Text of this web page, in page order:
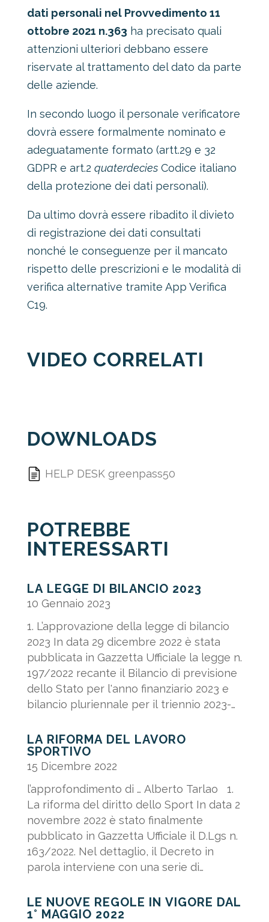
dati personali nel Provvedimento 11
ottobre 2021 n.363 ha precisato quali
attenzioni ulteriori debbano essere
riservate al trattamento del dato da parte
delle aziende.
In secondo luogo il personale verificatore
dovrà essere formalmente nominato e
adeguatamente formato (artt.29 e 32
GDPR e art.2 quaterdeciesCodice italiano
della protezione dei dati personali).
Da ultimo dovrà essere ribadito il divieto
di registrazione dei dati consultati
nonché le conseguenze per il mancato
rispetto delle prescrizioni e le modalità di
verifica alternative tramite App Verifica
C19.
VIDEO CORRELATI
DOWNLOADS
HELP DESK greenpass50
POTREBBE
INTERESSARTI
LA LEGGE DI BILANCIO 2023
10 Gennaio 2023
1. L’approvazione della legge di bilancio
2023 In data 29 dicembre 2022 è stata
pubblicata in Gazzetta Ufficiale la legge n.
197/2022 recante il Bilancio di previsione
dello Stato per l'anno finanziario 2023 e
bilancio pluriennale per il triennio 2023-
LA RIFORMA DEL LAVORO
SPORTIVO
15 Dicembre 2022
l’approfondimento di … Alberto Tarlao 1.
La riforma del diritto dello Sport In data 2
novembre 2022 è stato finalmente
pubblicato in Gazzetta Ufficiale il D.Lgs n.
163/2022. Nel dettaglio, il Decreto in
parola interviene con una serie di
LE NUOVE REGOLE IN VIGORE DAL
1° MAGGIO 2022